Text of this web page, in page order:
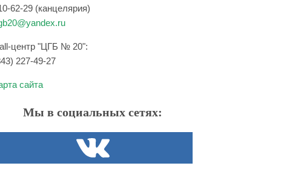
62-29 (канцелярия)
центр "ЦГБ № 20":
227-49-27
сайта
Мы в социальных сетях: